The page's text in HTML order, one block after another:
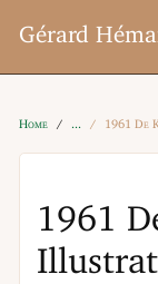
Gérard
Home 1961 De
1961